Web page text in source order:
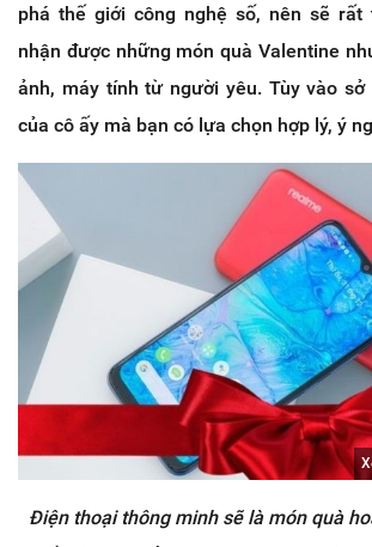
phá thế giới công nghệ số, nên sẽ rất
nhận được những món quà Valentine
ảnh, máy tính từ người yêu. Tùy vào sở
của cô ấy mà bạn có lựa chọn hợp lý, ý
Điện thoại thông minh sẽ là món quà